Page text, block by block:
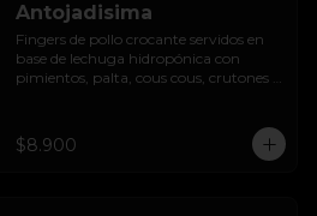
Antojadisima
Fingers de pollo crocante servidos en
base de lechuga hidropónica con
pimientos, palta, cous cous, crutones
$8.900